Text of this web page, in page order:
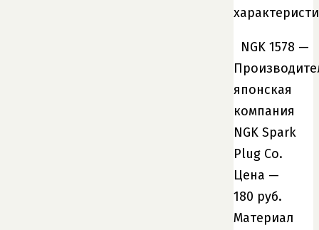
NGK 1578 —
японская
компания
NGK Spark
Plug Co.
Цена —
180 руб.
Материал